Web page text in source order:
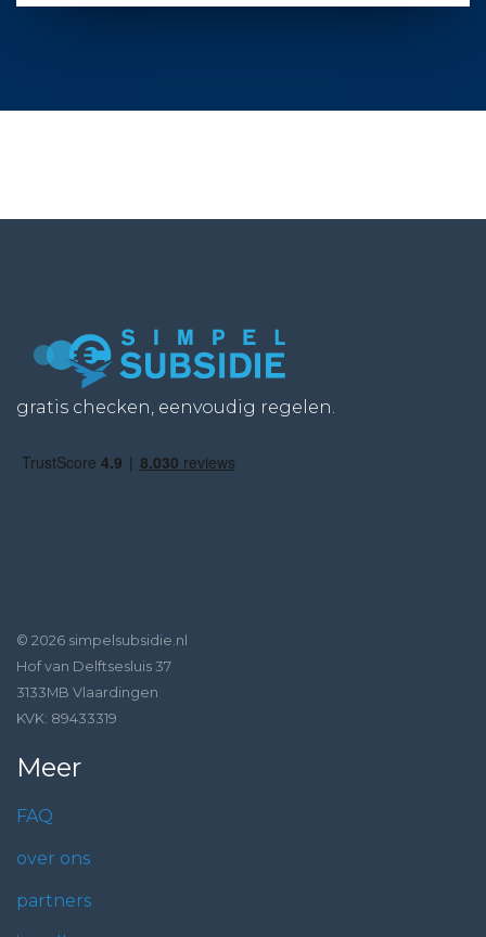
gratis checken, eenvoudig regelen.
© 2026 simpelsubsidie.nl
Hof van Delftsesluis 37
3133MB Vlaardingen
KVK: 89433319
Meer
FAQ
over ons
partners